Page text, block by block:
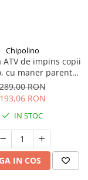
Chipolino
ATV de impins copii
cu maner parental,
roz, 3+ ani
RON
193,06 RON
IN STOC
IN COS